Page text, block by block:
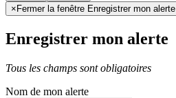
× Fermer la fenêtre Enregistrer mon alerte
Enregistrer mon alerte
Tous les champs sont obligatoires
Nom de mon alerte